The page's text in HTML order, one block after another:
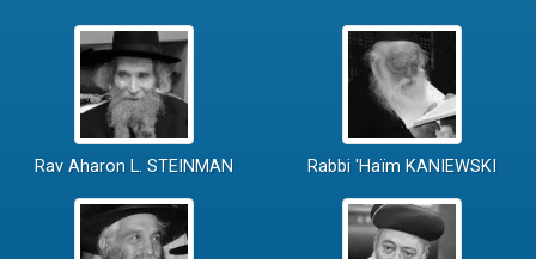
Rav Aharon L. STEINMAN Rabbi 'Haïm KANIEWSKI